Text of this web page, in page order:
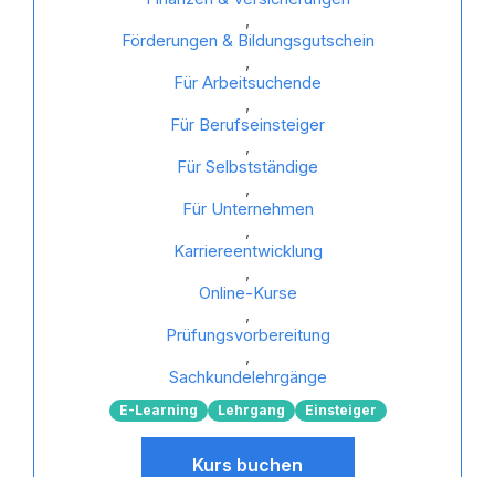
,
Förderungen & Bildungsgutschein
,
Für Arbeitsuchende
,
Für Berufseinsteiger
,
Für Selbstständige
,
Für Unternehmen
,
Karriereentwicklung
,
Online-Kurse
,
Prüfungsvorbereitung
,
Sachkundelehrgänge
E-Learning Lehrgang Einsteiger
Kurs buchen